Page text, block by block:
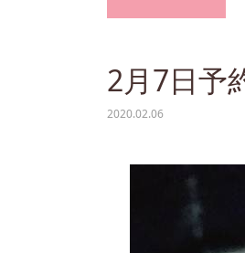
2月7日予
2020.02.06